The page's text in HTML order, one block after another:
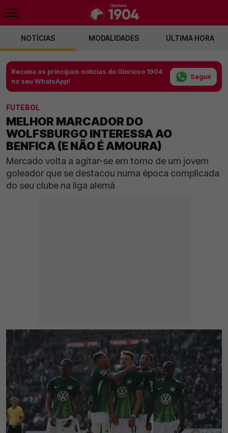
NOTÍCIAS MODALIDADES ÚLTIMA HORA
Receba as principais notícias do Glorioso 1904
no seu WhatsApp!
Seguir
FUTEBOL
MELHOR MARCADOR DO
WOLFSBURGO INTERESSA AO
BENFICA (E NÃO É AMOURA)
Mercado volta a agitar-se em torno de um jovem
goleador que se destacou numa época complicada
do seu clube na liga alemã